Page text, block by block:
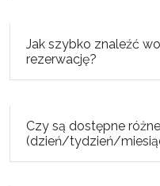
Jak szybko znaleźć
rezerwację?
Czy są dostępne
(dzień/tydzień/